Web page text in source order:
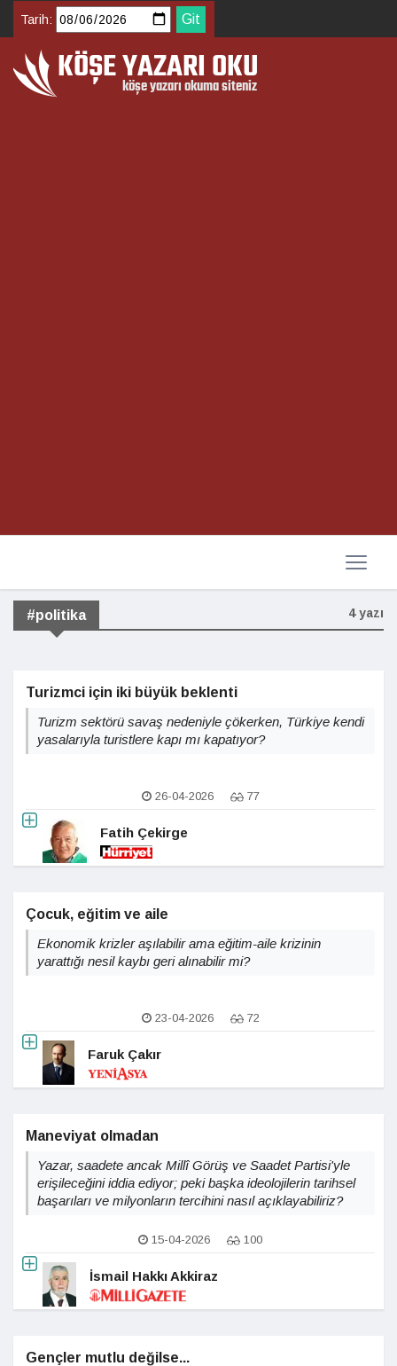
Tarih:
#politika 4 yazı
Turizmci için iki büyük beklenti
Turizm sektörü savaş nedeniyle çökerken, Türkiye kendi
yasalarıyla turistlere kapı mı kapatıyor?
26-04-2026 77
Fatih Çekirge
Çocuk, eğitim ve aile
Ekonomik krizler aşılabilir ama eğitim-aile krizinin
yarattığı nesil kaybı geri alınabilir mi?
23-04-2026 72
Faruk Çakır
Maneviyat olmadan
Yazar, saadete ancak Millî Görüş ve Saadet Partisi'yle
erişileceğini iddia ediyor; peki başka ideolojilerin tarihsel
başarıları ve milyonların tercihini nasıl açıklayabiliriz?
15-04-2026 100
İsmail Hakkı Akkiraz
Gençler mutlu değilse...